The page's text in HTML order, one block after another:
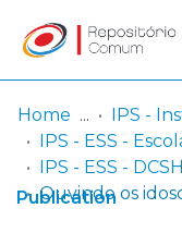
Communities
& Collections
Log
In
(current)
Home
Publication